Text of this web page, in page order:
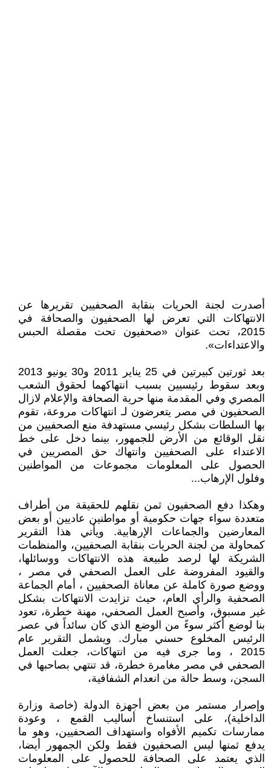
أصدرت لجنة الحريات بنقابة الصحفيين تقريرها عن
الانتهاكات التي تعرض لها الصحفيون والصحافة في
2015، تحت عنوان «صحفيون تحت مقصلة الحبس
والاعتداءات».
بعد ثورتين كبيرتين في 25 يناير 2011 و30 يونيو 2013
وبعد سقوط رئيسيين بسبب انتهاكهما لحقوق الشعب
المصري وفي المقدمة منها حرية الصحافة والإعلام لازال
الصحفيون في مصر يتعرضون لـ انتهاكات مروعة، تقوم
بها السلطات بشكل رئيسي مستهدفة منع الصحفيين من
نقل الوقائع من الأرض للجمهور، بينما دخل على خط
الاعتداء على الصحفيين وانتهاك حق المصريين في
الحصول على المعلومات مجموعات من المواطنين
وفلول الإرهاب...
وهكذا دفع الصحفيون ثمن نقلهم للحقيقة من أطراف
متعددة سواء جهات حكومية أو مواطنين عاديين أو بعض
المعارضين والجماعات الإرهابية. ويأتي هذا التقرير
كمحاولة من لجنة الحريات بنقابة الصحفيين، والمنظمات
الشريكة لها لرصد طبيعة هذه الانتهاكات ووسائلها،
والقيود المفروضة على العمل الصحفي في مصر ،
ووضع صورة كاملة عن معاناة الصحفيين ، أمام الجماعة
الصحفية والرأي العام، حيث تزايدت الانتهاكات بشكل
غير مسبوق، وأصبح العمل الصحفي، مهنة خطرة، تعود
بنا لوضع أكثر سوءً من الوضع الذي كان سائداً في عصر
الرئيس المخلوع حسني مبارك. ويشمل التقرير عام
2015 ، وما جرى فيه من انتهاكات، جعلت العمل
الصحفي في مصر مغامرة خطرة، قد تنتهي بصاحبها في
السجن، وسط حالة من انعدام الشفافية،
وإصرار مستمر من بعض أجهزة الدولة (خاصة وزارة
الداخلية)، على استنساخ أساليب القمع ، وعودة
ممارسات تكميم الأفواه واستهداف الصحفيين، وهو ما
يدفع ثمنها ليس الصحفيون فقط ولكن الجمهور أيضا،
الذي يعتمد على الصحافة للحصول على المعلومات